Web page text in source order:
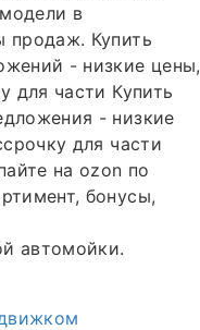
в
продаж. Купить
- низкие цены,
для части Купить
- низкие
для части
на ozon по
бонусы,
автомойки.